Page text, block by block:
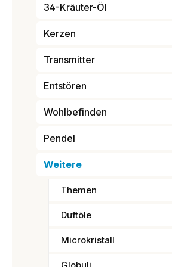
34-Kräuter-Öl
Kerzen
Transmitter
Entstören
Wohlbefinden
Pendel
Weitere
Themen
Duftöle
Microkristall